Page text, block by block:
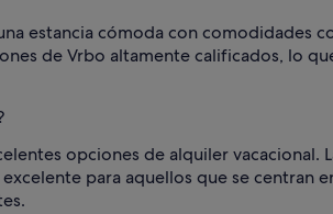
estancia cómoda con comodidades
de Vrbo altamente calificados, lo
opciones de alquiler
para aquellos que se centran